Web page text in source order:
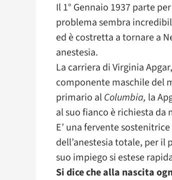
Il 1° Gennaio 1937 parte
problema sembra
ed è costretta a tornare a
anestesia.
La carriera di Virginia
componente maschile del
primario alColumbia, la
al suo fianco è richiesta
E’ una fervente
dell’anestesia totale, per
suo impiego si estese
Si dice che alla nascita